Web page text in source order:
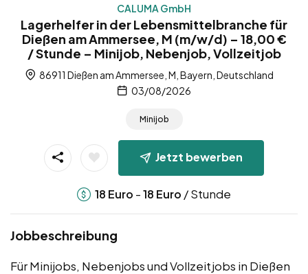
CALUMA GmbH
Lagerhelfer in der Lebensmittelbranche für
Dießen am Ammersee, M (m/w/d) – 18,00 €
/ Stunde – Minijob, Nebenjob, Vollzeitjob
86911 Dießen am Ammersee, M, Bayern, Deutschland
03/08/2026
Minijob
Jetzt bewerben
18 Euro -18 Euro / Stunde
Jobbeschreibung
Für Minijobs, Nebenjobs und Vollzeitjobs in Dießen